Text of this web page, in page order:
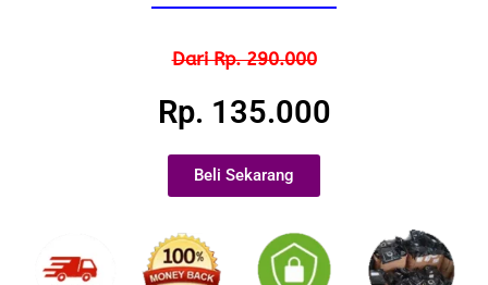
Dari Rp. 290.000
Rp. 135.000
Beli Sekarang